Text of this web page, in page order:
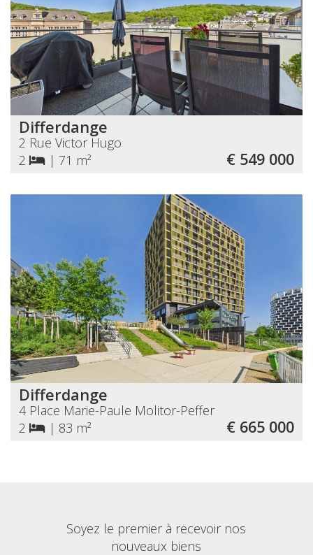
Differdange
2 Rue Victor Hugo
2
| 71 m² € 549 000
Differdange
4 Place Marie-Paule Molitor-Peffer
2
| 83 m² € 665 000
Soyez le premier à recevoir nos
nouveaux biens